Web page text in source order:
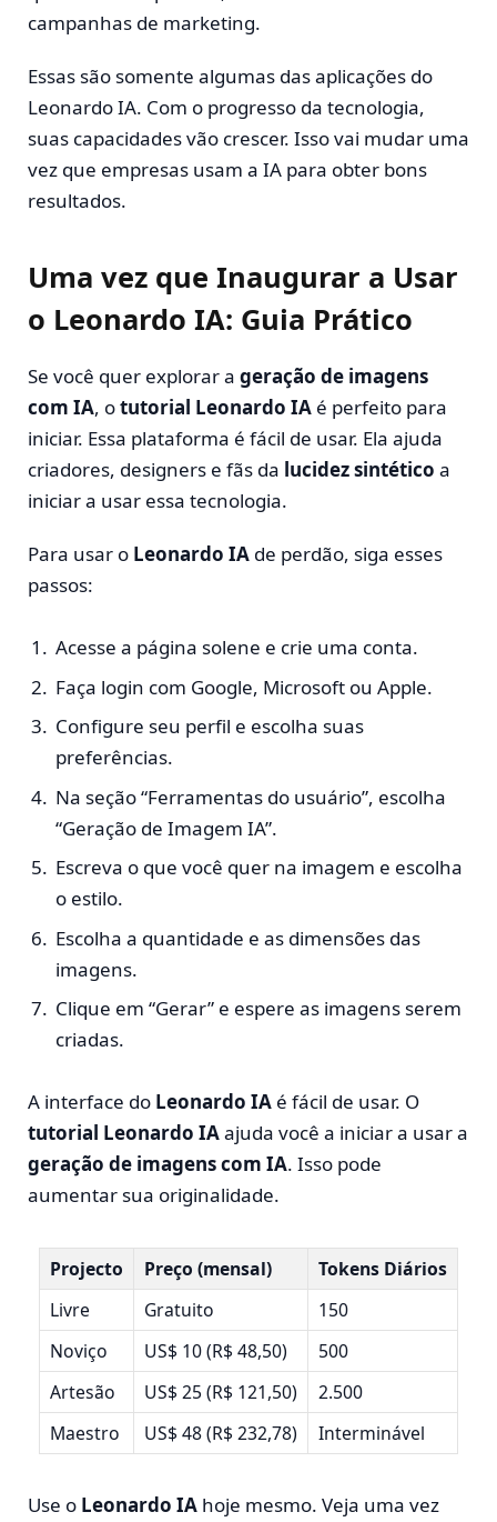
campanhas de marketing.
Essas são somente algumas das aplicações do
Leonardo IA. Com o progresso da tecnologia,
suas capacidades vão crescer. Isso vai mudar uma
vez que empresas usam a IA para obter bons
resultados.
Uma vez que Inaugurar a Usar
o Leonardo IA: Guia Prático
Se você quer explorar a geração de imagens
com IA, otutorial Leonardo IA é perfeito para
iniciar. Essa plataforma é fácil de usar. Ela ajuda
criadores, designers e fãs da lucidez sintético a
iniciar a usar essa tecnologia.
Para usar o Leonardo IA de perdão, siga esses
passos:
Acesse a página solene e crie uma conta.
Faça login com Google, Microsoft ou Apple.
Configure seu perfil e escolha suas
preferências.
Na seção “Ferramentas do usuário”, escolha
“Geração de Imagem IA”.
Escreva o que você quer na imagem e escolha
o estilo.
Escolha a quantidade e as dimensões das
imagens.
Clique em “Gerar” e espere as imagens serem
criadas.
A interface do Leonardo IA é fácil de usar. O
tutorial Leonardo IAajuda você a iniciar a usar a
geração de imagens com IA. Isso pode
aumentar sua originalidade.
Projecto Preço (mensal)
Tokens Diários
Livre
Gratuito
150
Noviço
US$ 10 (R$ 48,50)
500
Artesão
US$ 25 (R$ 121,50)
2.500
Maestro
US$ 48 (R$ 232,78) Interminável
Use o Leonardo IA hoje mesmo. Veja uma vez